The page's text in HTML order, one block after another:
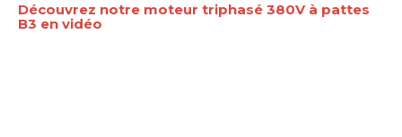
Découvrez notre moteur triphasé 380V à pattes
B3 en vidéo